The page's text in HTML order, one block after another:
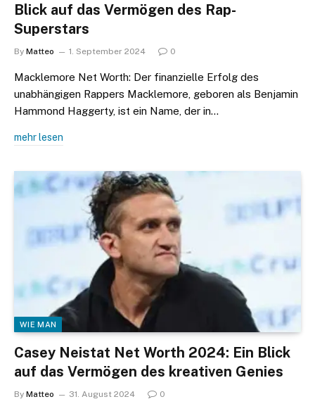
Blick auf das Vermögen des Rap-
Superstars
By Matteo 1. September 2024 0
Macklemore Net Worth: Der finanzielle Erfolg des
unabhängigen Rappers Macklemore, geboren als Benjamin
Hammond Haggerty, ist ein Name, der in…
mehr lesen
WIE MAN
Casey Neistat Net Worth 2024: Ein Blick
auf das Vermögen des kreativen Genies
By Matteo 31. August 2024 0